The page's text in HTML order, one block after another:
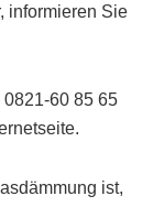
informieren Sie
60 85 65
ist,